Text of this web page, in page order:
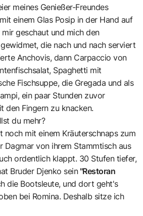
meines Genießer-Freundes
einem Glas Posip in der Hand auf
geschaut und mich den
die nach und nach serviert
Anchovis, dann Carpaccio von
Spaghetti mit
Fischsuppe, die Gregada und als
ein paar Stunden zuvor
den Fingern zu knacken.
du mehr?
noch mit einem Kräuterschnaps zum
Dagmar von ihrem Stammtisch aus
ordentlich klappt. 30 Stufen tiefer,
Bruder Djenko sein"Restoran
die Bootsleute, und dort geht's
bei Romina. Deshalb sitze ich